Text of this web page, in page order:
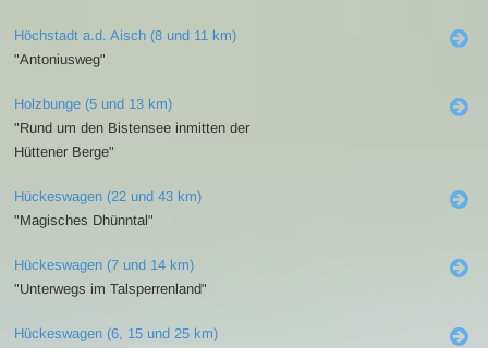
Höchstadt a.d. Aisch (8 und 11 km)
"Antoniusweg"
Holzbunge (5 und 13 km)
"Rund um den Bistensee inmitten der
Hüttener Berge"
Hückeswagen (22 und 43 km)
"Magisches Dhünntal"
Hückeswagen (7 und 14 km)
"Unterwegs im Talsperrenland"
Hückeswagen (6, 15 und 25 km)